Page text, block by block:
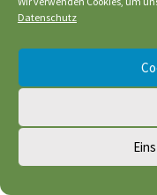
Datenschutz